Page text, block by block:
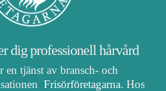
dig professionell hårvård
en tjänst av bransch- och
Frisörföretagarna. Hos